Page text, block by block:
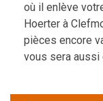
où il enlève
Hoerter à
pièces encore
vous sera